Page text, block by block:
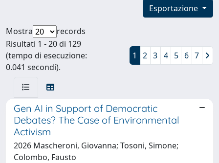
Esportazione
Mostra
records
Risultati 1 - 20 di 129
(tempo di esecuzione:
0.041 secondi).
1 2 3 4 5 6 7
Gen AI in Support of Democratic
Debates? The Case of Environmental
Activism
2026 Mascheroni, Giovanna; Tosoni, Simone;
Colombo, Fausto